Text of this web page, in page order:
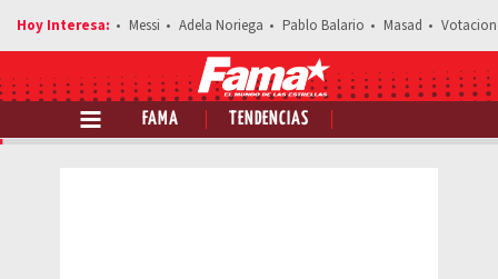
Messi Adela Noriega Pablo Balario Masad
FAMA TENDENCIAS
Comparte esta noticia